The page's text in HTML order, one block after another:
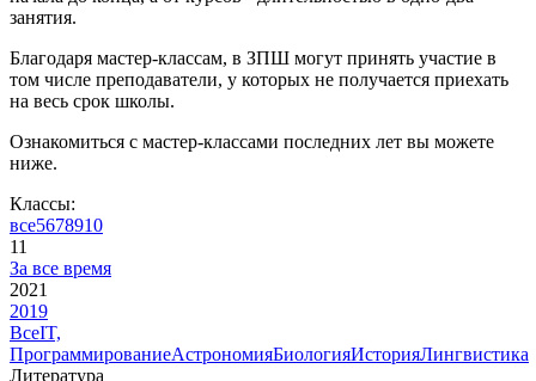
занятия.
Благодаря мастер-классам, в ЗПШ могут принять участие в
том числе преподаватели, у которых не получается приехать
на весь срок школы.
Ознакомиться с мастер-классами последних лет вы можете
ниже.
Классы:
все5678910
11
За все время
2021
2019
ВсеIT,
ПрограммированиеАстрономияБиологияИсторияЛингвистика
Литература